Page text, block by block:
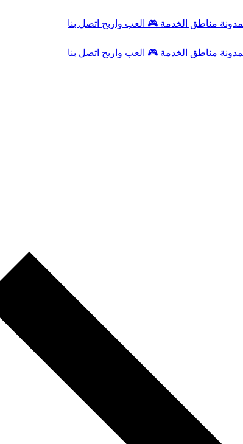
مناطق الخدمة 🎮 العب واربح اتصل بنا
مناطق الخدمة 🎮 العب واربح اتصل بنا